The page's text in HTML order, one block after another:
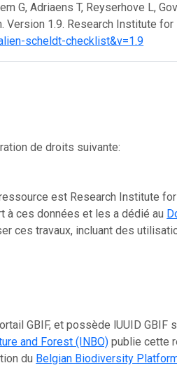
G, Adriaens T, Reyserhove L,
Version 1.9. Research Institute
scheldt-checklist&v=1.9
de droits suivante:
est Research Institute
à ces données et les a dédié au
ces travaux, incluant des
GBIF, et possède lUUID GBIF
and Forest (INBO) publie cette
du Belgian Biodiversity